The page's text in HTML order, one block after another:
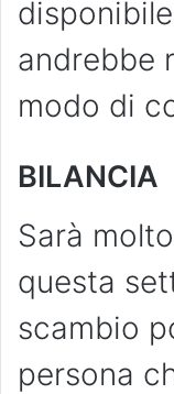
andrebbe
modo di
BILANCIA
Sarà
questa
scambio
persona